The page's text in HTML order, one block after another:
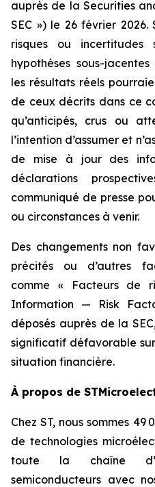
auprès de la Securities
SEC ») le 26 février 2026.
risques ou
hypothèses sous-
les résultats réels
de ceux décrits dans ce
qu’anticipés, crus ou
l’intention d’assumer et
de mise à jour des
déclarations
communiqué de presse
ou circonstances à venir.
Des changements non
précités ou d’autres
comme « Facteurs de
Information — Risk
déposés auprès de la
significatif défavorable
situation financière.
À propos de
Chez ST, nous sommes
de technologies
toute la chaîne
semiconducteurs avec